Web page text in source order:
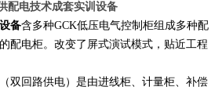
配电技术成套实训设备
备含多种GCK低压电气控制柜组成多种配
配电柜。改变了屏式演试模式，贴近工程
双回路供电）是由进线柜、计量柜、补偿